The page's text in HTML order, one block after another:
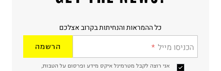
כל ההמראות והנחיתות בקרוב אצלכם
הכניסו מייל הרשמה
אני רוצה לקבל מטרמינל איקס מידע ופרסום על הטבות,